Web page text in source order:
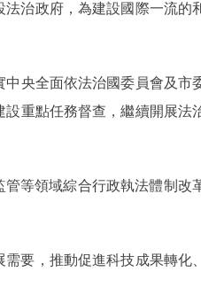
治政府，為建設國際一流的
央全面依法治國委員會及市
重點任務督查，繼續開展法
等領域綜合行政執法體制改
要，推動促進科技成果轉化